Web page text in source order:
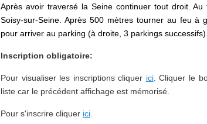
Après avoir traversé la Seine continuer tout droit.
Soisy-sur-Seine. Après 500 mètres tourner au feu à
pour arriver au parking (à droite, 3 parkings successifs).
Inscription obligatoire:
Pour visualiser les inscriptions cliquer ici. Cliquer le
liste car le précédent affichage est mémorisé.
Pour s'inscrire cliquer ici